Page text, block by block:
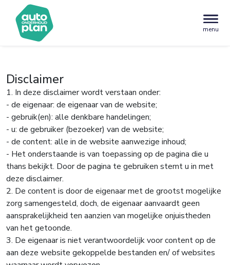
menu
Disclaimer
1. In deze disclaimer wordt verstaan onder:
- de eigenaar: de eigenaar van de website;
- gebruik(en): alle denkbare handelingen;
- u: de gebruiker (bezoeker) van de website;
- de content: alle in de website aanwezige inhoud;
- Het onderstaande is van toepassing op de pagina die u
thans bekijkt. Door de pagina te gebruiken stemt u in met
deze disclaimer.
2. De content is door de eigenaar met de grootst mogelijke
zorg samengesteld, doch, de eigenaar aanvaardt geen
aansprakelijkheid ten aanzien van mogelijke onjuistheden
van het getoonde.
3. De eigenaar is niet verantwoordelijk voor content op de
aan deze website gekoppelde bestanden en/ of websites